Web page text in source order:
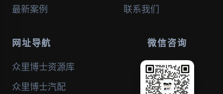
最新案例
联系我们
网址导航
众里博士资源库
众里博士汽配
微信咨询